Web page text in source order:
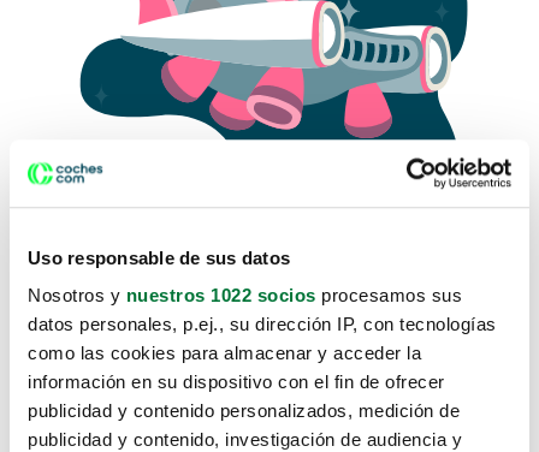
Uso responsable de sus datos
Nosotros y nuestros 1022 socios procesamos sus
datos personales, p.ej., su dirección IP, con tecnologías
como las cookies para almacenar y acceder la
información en su dispositivo con el fin de ofrecer
publicidad y contenido personalizados, medición de
publicidad y contenido, investigación de audiencia y
Lo sentimos, no sabemos como
te hemos traido hasta aquí.